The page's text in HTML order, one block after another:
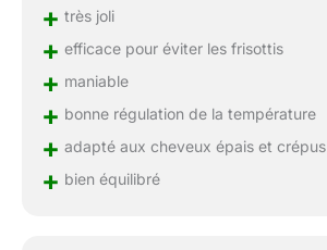
+ très joli
+ efficace pour éviter les frisottis
+ maniable
+ bonne régulation de la température
+ adapté aux cheveux épais et crépus
+ bien équilibré